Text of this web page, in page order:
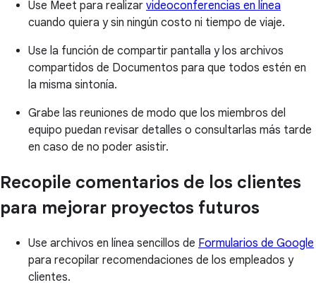
Use Meet para realizar videoconferencias en línea
cuando quiera y sin ningún costo ni tiempo de viaje.
Use la función de compartir pantalla y los archivos
compartidos de Documentos para que todos estén en
la misma sintonía.
Grabe las reuniones de modo que los miembros del
equipo puedan revisar detalles o consultarlas más tarde
en caso de no poder asistir.
Recopile comentarios de los clientes
para mejorar proyectos futuros
Use archivos en línea sencillos de Formularios de Google
para recopilar recomendaciones de los empleados y
clientes.